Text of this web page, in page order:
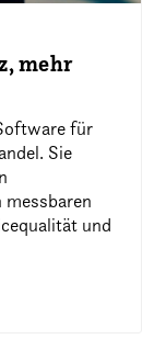
mehr
für
Sie
messbaren
und